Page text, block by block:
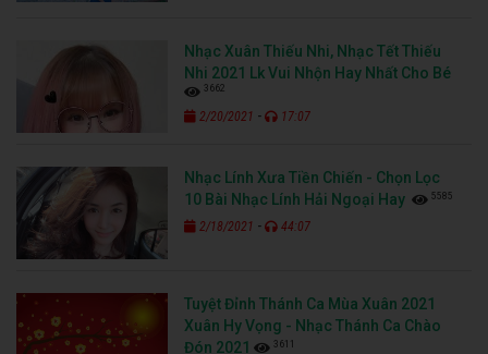
Nhạc Xuân Thiếu Nhi, Nhạc Tết Thiếu
Nhi 2021 Lk Vui Nhộn Hay Nhất Cho Bé
3662
2/20/2021 - 17:07
Nhạc Lính Xưa Tiền Chiến - Chọn Lọc
10 Bài Nhạc Lính Hải Ngoại Hay
5585
2/18/2021 - 44:07
Tuyệt Đỉnh Thánh Ca Mùa Xuân 2021
Xuân Hy Vọng - Nhạc Thánh Ca Chào
Đón 2021
3611